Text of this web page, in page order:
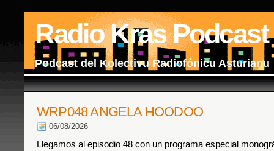
Radio Kras Podcast
Podcast del Kolectivu Radiofónicu Asturianu
WRP048 ANGELA HOODOO
06/08/2026
Llegamos al episodio 48 con un programa especial